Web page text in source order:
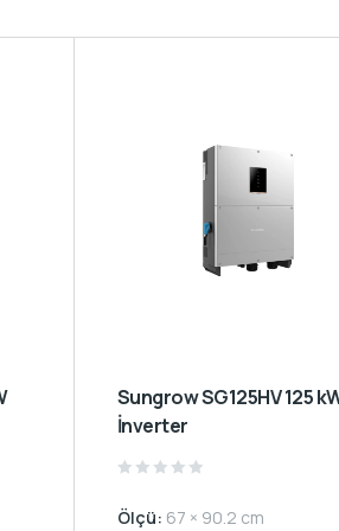
Sungrow SG125HV 125 kW
İnverter
out
Ölçü: 67 × 90.2 cm